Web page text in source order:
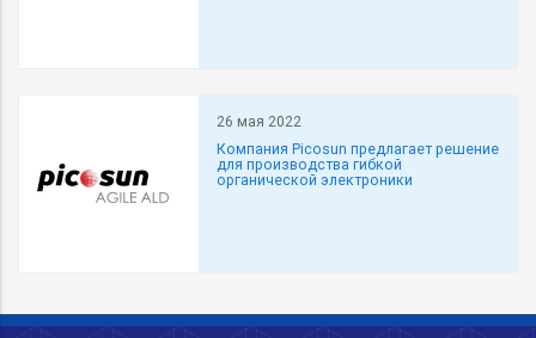
26 мая 2022
Компания Picosun предлагает решение
для производства гибкой
органической электроники